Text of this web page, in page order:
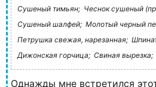
Сушеный тимьян; Чеснок сушеный
Сушеный шалфей; Молотый черный
Петрушка свежая, нарезанная;
Дижонская горчица; Свиная вырезка;
Однажды мне встретился